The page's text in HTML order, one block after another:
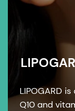
LIPOGARD
Q10 and